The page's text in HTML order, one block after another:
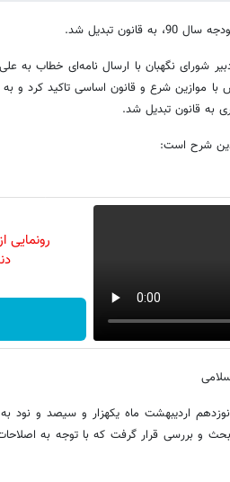
تبدیل شد.
شورای نگهبان با ارسال نامه‌ای خطاب
موازین شرع و قانون اساسی تاکید کرد و
به قانون تبدیل شد.
شرح است:
اردیبهشت ماه یکهزار و سیصد و
و بررسی قرار گرفت که با توجه به